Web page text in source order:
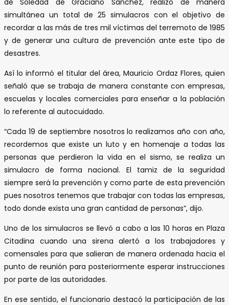
simultánea un total de 25 simulacros con el objetivo de
recordar a las más de tres mil víctimas del terremoto de 1985
y de generar una cultura de prevención ante este tipo de
desastres.
Así lo informó el titular del área, Mauricio Ordaz Flores, quien
señaló que se trabaja de manera constante con empresas,
escuelas y locales comerciales para enseñar a la población
lo referente al autocuidado.
“Cada 19 de septiembre nosotros lo realizamos año con año,
recordemos que existe un luto y en homenaje a todas las
personas que perdieron la vida en el sismo, se realiza un
simulacro de forma nacional. El tamiz de la seguridad
siempre será la prevención y como parte de esta prevención
pues nosotros tenemos que trabajar con todas las empresas,
todo donde exista una gran cantidad de personas”, dijo.
Uno de los simulacros se llevó a cabo a las 10 horas en Plaza
Citadina cuando una sirena alertó a los trabajadores y
comensales para que salieran de manera ordenada hacia el
punto de reunión para posteriormente esperar instrucciones
por parte de las autoridades.
En ese sentido, el funcionario destacó la participación de las